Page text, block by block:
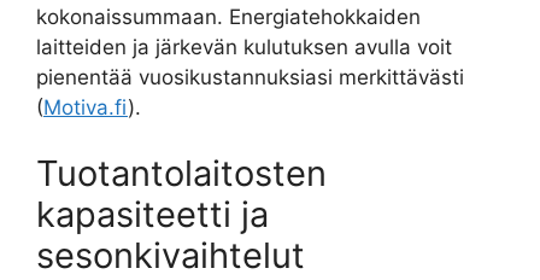
kokonaissummaan. Energiatehokkaiden
laitteiden ja järkevän kulutuksen avulla voit
pienentää vuosikustannuksiasi merkittävästi
(Motiva.fi).
Tuotantolaitosten
kapasiteetti ja
sesonkivaihtelut